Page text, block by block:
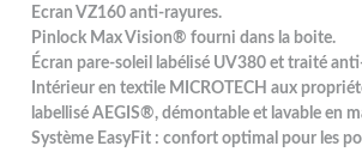
Ecran VZ160 anti-rayures.
Pinlock Max Vision® fourni dans la boite.
Écran pare-soleil labélisé UV380 et traité
Intérieur en textile MICROTECH aux
labellisé AEGIS®, démontable et lavable en
Système EasyFit : confort optimal pour les